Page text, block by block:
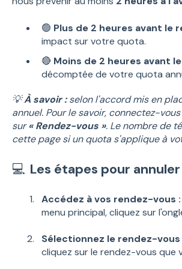
🟢 Plus de 2 heures avant le
impact sur votre quota.
🔴 Moins de 2 heures avant
décomptée de votre quota
💡 À savoir :selon l'accord mis en
annuel. Pour le savoir, connectez-
sur« Rendez-vous ». Le nombre de
cette page si un quota s'applique à
💻 Les étapes pour
Accédez à vos rendez-vous :
menu principal, cliquez sur
Sélectionnez le rendez-
cliquez sur le rendez-vous que